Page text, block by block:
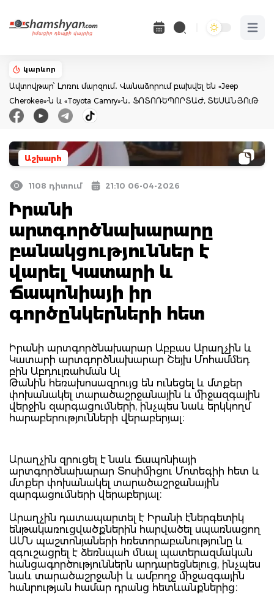
Open
կարևոր
Ավտովթար՝ Լոռու մարզում․ Վանաձորում բախվել են «Jeep
Cherokee»-ն և «Toyota Camry»-ն․ ՖՈՏՈՌԵՊՈՐՏԱԺ, ՏԵՍԱՆՅՈւԹ
Աշխարհ
1108 դիտում 21:10 06-04-2026
Իրանի
արտգործնախարարը
բանակցություններ է
վարել Կատարի և
Ճապոնիայի իր
գործընկերների հետ
Իրանի արտգործնախարար Աբբաս Արաղչին և
Կատարի արտգործնախարար Շեյխ Մոհամմեդ
բին Աբդուլռահման Ալ
Թանին հեռախոսազրույց են ունեցել և մտքեր
փոխանակել տարածաշրջանային և միջազգային
վերջին զարգացումների, ինչպես նաև երկկողմ
հարաբերությունների վերաբերյալ։
Արաղչին զրուցել է նաև Ճապոնիայի
արտգործնախարար Տոսիմիցու Մոտեգիի հետ և
մտքեր փոխանակել տարածաշրջանային
զարգացումների վերաբերյալ։
Արաղչին դատապարտել է Իրանի էներգետիկ
ենթակառուցվածքներին հարվածել սպառնացող
ԱՄՆ պաշտոնյաների հռետորաբանությունը և
զգուշացրել է ձեռնպահ մնալ պատերազմական
հանցագործություններն արդարեցնելուց, ինչպես
նաև տարածաշրջանի և ամբողջ միջազգային
հանրության համար դրանց հետևանքներից։